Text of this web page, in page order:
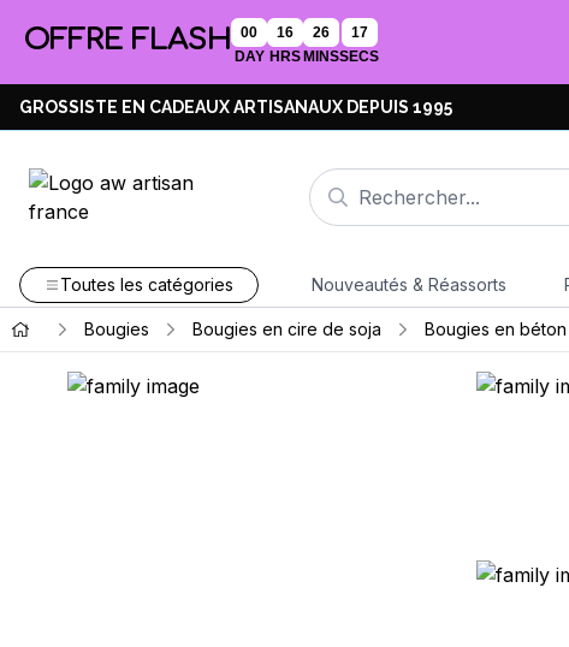
OFFRE FLASH
00
DAY
16
HRS
26
MINS
17
SECS
GROSSISTE EN CADEAUX ARTISANAUX DEPUIS 1995
Toutes les catégories Nouveautés & Réassorts
Bougies Bougies en cire de soja Bougies en